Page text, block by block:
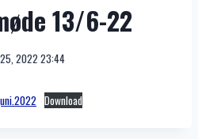
13/6-22
2022 23:44
Download